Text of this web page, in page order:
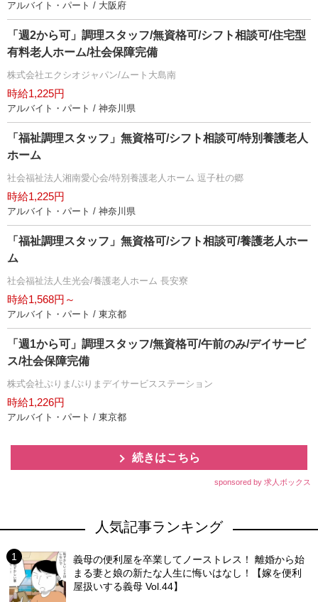
アルバイト・パート / 大阪府
「週2から可」調理スタッフ/無資格可/シフト相談可/住宅型
有料老人ホーム/社会保障完備
株式会社エクシオジャパン/ムート大島南
時給1,225円
アルバイト・パート / 神奈川県
「福祉調理スタッフ」無資格可/シフト相談可/特別養護老人
ホーム
社会福祉法人湘南愛心会/特別養護老人ホーム 逗子杜の郷
時給1,225円
アルバイト・パート / 神奈川県
「福祉調理スタッフ」無資格可/シフト相談可/養護老人ホー
ム
社会福祉法人生光会/養護老人ホーム 長安寮
時給1,568円～
アルバイト・パート / 東京都
「週1から可」調理スタッフ/無資格可/午前のみ/デイサービ
ス/社会保障完備
株式会社ぷりま/ぷりまデイサービスステーション
時給1,226円
アルバイト・パート / 東京都
続きはこちら
sponsored by 求人ボックス
人気記事ランキング
義母の便利屋を卒業してノーストレス！ 離婚から始
まる妻と娘の新たな人生に悔いはなし！【嫁を便利
屋扱いする義母 Vol.44】